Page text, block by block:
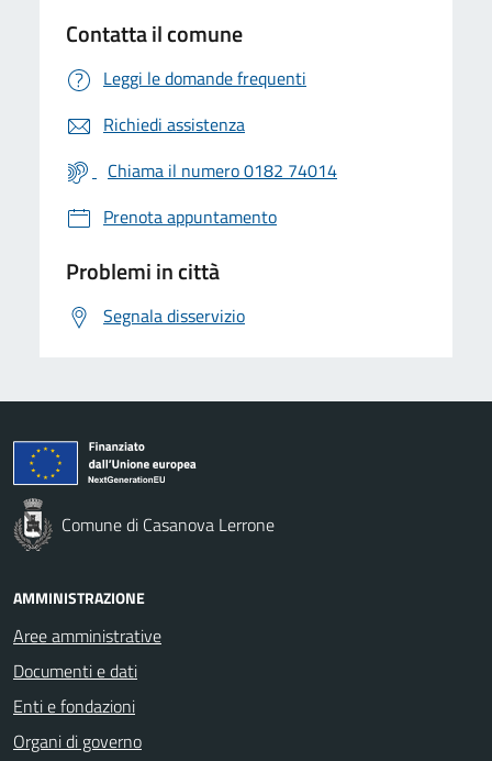
Contatta il comune
Leggi le domande frequenti
Richiedi assistenza
Chiama il numero 0182 74014
Prenota appuntamento
Problemi in città
Segnala disservizio
Comune di Casanova Lerrone
AMMINISTRAZIONE
Aree amministrative
Documenti e dati
Enti e fondazioni
Organi di governo